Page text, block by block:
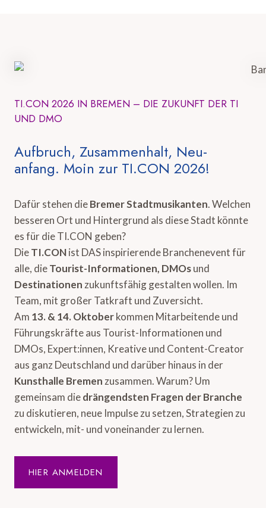
TI.CON 2026 IN BREMEN – DIE ZUKUNFT DER TI
UND DMO
Aufbruch, Zusammenhalt, Neu-
anfang. Moin zur TI.CON 2026!
Dafür stehen dieBremer Stadtmusikanten. Welchen
besseren Ort und Hintergrund als diese Stadt könnte
es für die TI.CON geben?
DieTI.CONist DAS inspirierende Branchenevent für
alle, dieTourist-Informationen, DMOsund
Destinationen zukunftsfähig gestalten wollen. Im
Team, mit großer Tatkraft und Zuversicht.
Am 13. & 14. Oktoberkommen Mitarbeitende und
Führungskräfte aus Tourist-Informationen und
DMOs, Expert:innen, Kreative und Content-Creator
aus ganz Deutschland und darüber hinaus in der
Kunsthalle Bremen zusammen. Warum? Um
gemeinsam diedrängendsten Fragen der Branche
zu diskutieren, neue Impulse zu setzen, Strategien zu
entwickeln, mit- und voneinander zu lernen.
HIER ANMELDEN